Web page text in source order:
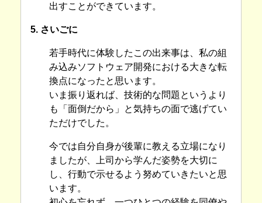
出すことができています。
5. さいごに
若手時代に体験したこの出来事は、私の組
み込みソフトウェア開発における大きな転
換点になったと思います。
いま振り返れば、技術的な問題というより
も「面倒だから」と気持ちの面で逃げてい
ただけでした。
今では自分自身が後輩に教える立場になり
ましたが、上司から学んだ姿勢を大切に
し、行動で示せるよう努めていきたいと思
います。